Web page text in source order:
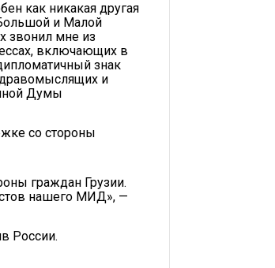
как никакая другая
и Малой
звонил мне из
включающих в
знак
и
Думы
со стороны
граждан Грузии.
нашего МИД», —
России.